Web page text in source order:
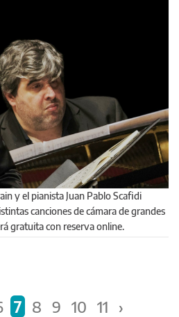
y el pianista Juan Pablo Scafidi
canciones de cámara de grandes
gratuita con reserva online.
7 8 9 10 11 ›